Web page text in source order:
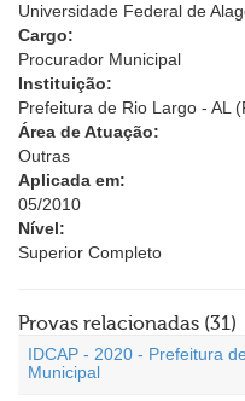
Universidade Federal de
Cargo:
Procurador Municipal
Instituição:
Prefeitura de Rio Largo - AL
Área de Atuação:
Outras
Aplicada em:
05/2010
Nível:
Superior Completo
Provas relacionadas (31)
IDCAP - 2020 - Prefeitura
Municipal